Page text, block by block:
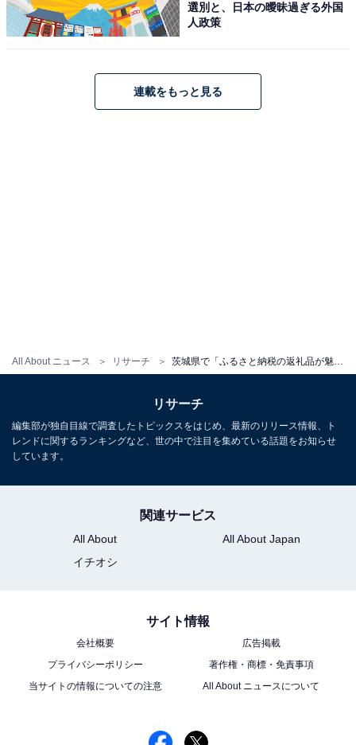
All About ニュース リサーチ
選別と、日本の曖昧過ぎる外国
人政策
連載をもっと見る
リサーチ
編集部が独自目線で調査したトピックスをはじめ、最新のリリース情報、ト
レンドに関するランキングなど、世の中で注目を集めている話題をお知らせ
しています。
関連サービス
All About
All About Japan
イチオシ
サイト情報
会社概要
広告掲載
プライバシーポリシー
著作権・商標・免責事項
当サイトの情報についての注意
All About ニュースについて